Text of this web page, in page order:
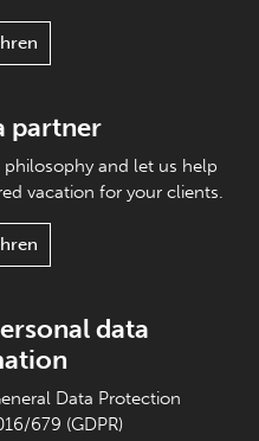
partner
and let us help
vacation for your clients.
data
Data Protection
679 (GDPR)